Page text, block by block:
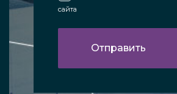
сайта